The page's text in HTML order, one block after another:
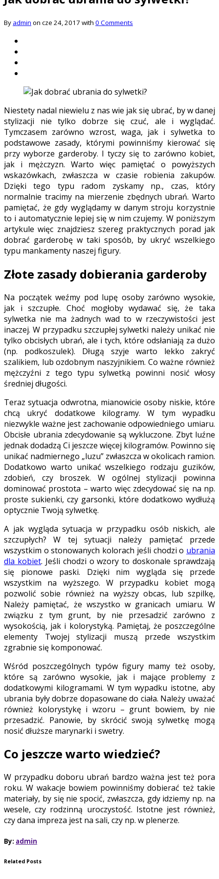
By admin on cze 24, 2017 with 0 Comments
Niestety nadal niewielu z nas wie jak się ubrać, by w danej
stylizacji nie tylko dobrze się czuć, ale i wyglądać.
Tymczasem zarówno wzrost, waga, jak i sylwetka to
podstawowe zasady, którymi powinniśmy kierować się
przy wyborze garderoby. I tyczy się to zarówno kobiet,
jak i mężczyzn. Warto więc pamiętać o powyższych
wskazówkach, zwłaszcza w czasie robienia zakupów.
Dzięki tego typu radom zyskamy np., czas, który
normalnie tracimy na mierzenie zbędnych ubrań. Warto
pamiętać, że gdy wyglądamy w danym stroju korzystnie
to i automatycznie lepiej się w nim czujemy. W poniższym
artykule więc znajdziesz szereg praktycznych porad jak
dobrać garderobę w taki sposób, by ukryć wszelkiego
typu mankamenty naszej figury.
Złote zasady dobierania garderoby
Na początek weźmy pod lupę osoby zarówno wysokie,
jak i szczupłe. Choć mogłoby wydawać się, że taka
sylwetka nie ma żadnych wad to w rzeczywistości jest
inaczej. W przypadku szczupłej sylwetki należy unikać nie
tylko obcisłych ubrań, ale i tych, które odsłaniają za dużo
(np. podkoszulek). Długą szyje warto lekko zakryć
szalikiem, lub ozdobnym naszyjnikiem. Co ważne również
mężczyźni z tego typu sylwetką powinni nosić włosy
średniej długości.
Teraz sytuacja odwrotna, mianowicie osoby niskie, które
chcą ukryć dodatkowe kilogramy. W tym wypadku
niezwykle ważne jest zachowanie odpowiedniego umiaru.
Obcisłe ubrania zdecydowanie są wykluczone. Zbyt luźne
jednak dodadzą Ci jeszcze więcej kilogramów. Powinno się
unikać nadmiernego „luzu” zwłaszcza w okolicach ramion.
Dodatkowo warto unikać wszelkiego rodzaju guzików,
zdobień, czy broszek. W ogólnej stylizacji powinna
dominować prostota – warto więc zdecydować się na np.
proste sukienki, czy garsonki, które dodatkowo wydłużą
optycznie Twoją sylwetkę.
A jak wygląda sytuacja w przypadku osób niskich, ale
szczupłych? W tej sytuacji należy pamiętać przede
wszystkim o stonowanych kolorach jeśli chodzi o ubrania
dla kobiet. Jeśli chodzi o wzory to doskonale sprawdzają
się pionowe paski. Dzięki nim wygląda się przede
wszystkim na wyższego. W przypadku kobiet mogą
pozwolić sobie również na wyższy obcas, lub szpilkę,
Należy pamiętać, że wszystko w granicach umiaru. W
związku z tym grunt, by nie przesadzić zarówno z
wysokością, jak i kolorystyką. Pamiętaj, że poszczególne
elementy Twojej stylizacji muszą przede wszystkim
zgrabnie się komponować.
Wśród poszczególnych typów figury mamy też osoby,
które są zarówno wysokie, jak i mające problemy z
dodatkowymi kilogramami. W tym wypadku istotne, aby
ubrania były dobrze dopasowane do ciała. Należy uważać
również kolorystykę i wzoru – grunt bowiem, by nie
przesadzić. Panowie, by skrócić swoją sylwetkę mogą
nosić dłuższe marynarki i swetry.
Co jeszcze warto wiedzieć?
W przypadku doboru ubrań bardzo ważna jest też pora
roku. W wakacje bowiem powinniśmy dobierać też takie
materiały, by się nie spocić, zwłaszcza, gdy idziemy np. na
wesele, czy rodzinną uroczystość. Istotne jest również,
czy dana impreza jest na sali, czy np. w plenerze.
By: admin
Related Posts